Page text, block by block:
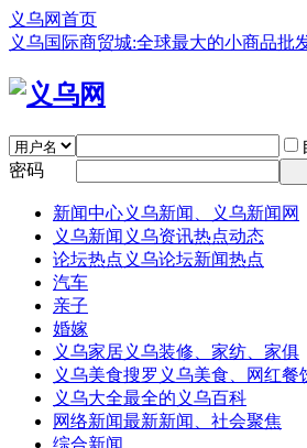
义乌网首页
义乌国际商贸城:全球最大的小商品批
密码
新闻中心义乌新闻、义乌新闻网
义乌新闻 义乌资讯热点动态
论坛热点 义乌论坛新闻热点
汽车
亲子
婚嫁
义乌家居义乌装修、家纺、家俱
义乌美食搜罗义乌美食、网红餐
义乌大全最全的义乌百科
网络新闻最新新闻、社会聚焦
综合新闻